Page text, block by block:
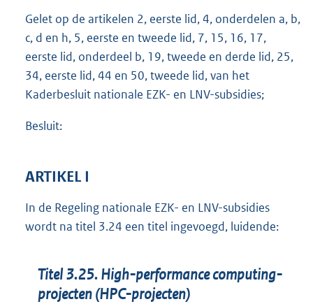
Gelet op de artikelen 2, eerste lid, 4, onderdelen a, b,
c, d en h, 5, eerste en tweede lid, 7, 15, 16, 17,
eerste lid, onderdeel b, 19, tweede en derde lid, 25,
34, eerste lid, 44 en 50, tweede lid, van het
Kaderbesluit nationale EZK- en LNV-subsidies;
Besluit:
ARTIKEL I
In de Regeling nationale EZK- en LNV-subsidies
wordt na titel 3.24 een titel ingevoegd, luidende:
Titel 3.25. High-performance computing-
projecten (HPC-projecten)